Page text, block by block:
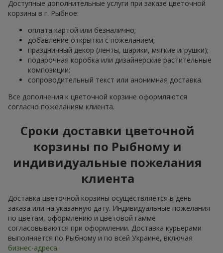
Доступные дополнительные услуги при заказе цветочной
корзины в г. Рыбное:
оплата картой или безналично;
добавление открытки с пожеланием;
праздничный декор (ленты, шарики, мягкие игрушки);
подарочная коробка или дизайнерские растительные
композиции;
сопроводительный текст или анонимная доставка.
Все дополнения к цветочной корзине оформляются
согласно пожеланиям клиента.
Сроки доставки цветочной
корзины по Рыбному и
индивидуальные пожелания
клиента
Доставка цветочной корзины осуществляется в день
заказа или на указанную дату. Индивидуальные пожелания
по цветам, оформлению и цветовой гамме
согласовываются при оформлении. Доставка курьерами
выполняется по Рыбному и по всей Украине, включая
бизнес-адреса.